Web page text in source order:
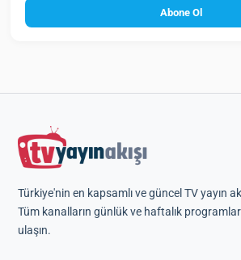
Abone Ol
Türkiye'nin en kapsamlı ve güncel TV yayın
Tüm kanalların günlük ve haftalık
ulaşın.